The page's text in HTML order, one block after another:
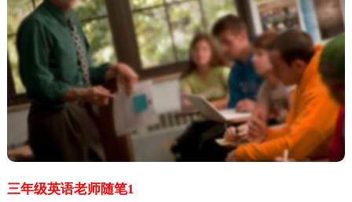
三年级英语老师随笔1